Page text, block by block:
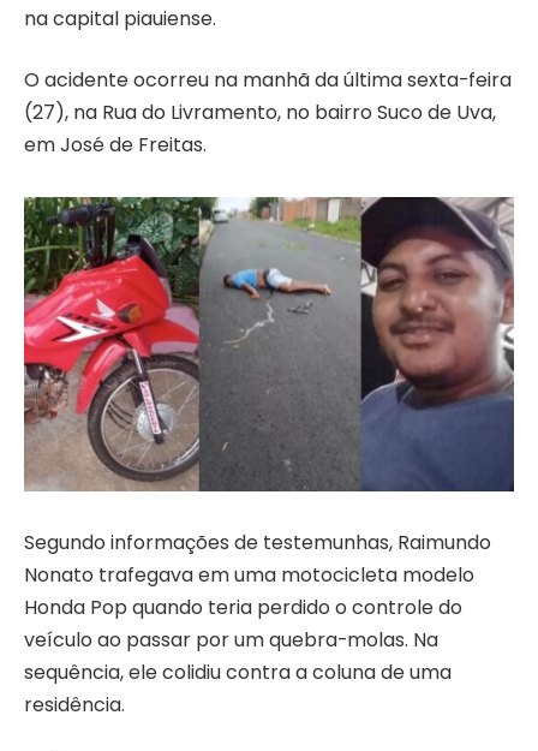
na capital piauiense.
O acidente ocorreu na manhã da última sexta-feira
(27), na Rua do Livramento, no bairro Suco de Uva,
em José de Freitas.
Segundo informações de testemunhas, Raimundo
Nonato trafegava em uma motocicleta modelo
Honda Pop quando teria perdido o controle do
veículo ao passar por um quebra-molas. Na
sequência, ele colidiu contra a coluna de uma
residência.